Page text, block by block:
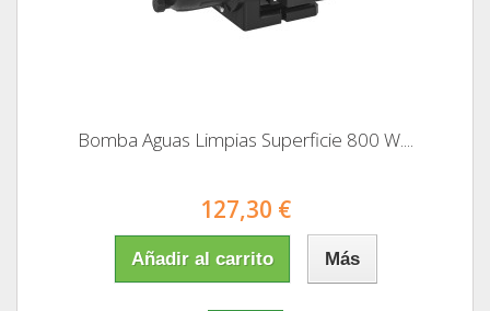
Bomba Aguas Limpias Superficie 800 W....
127,30 €
Añadir al carrito Más